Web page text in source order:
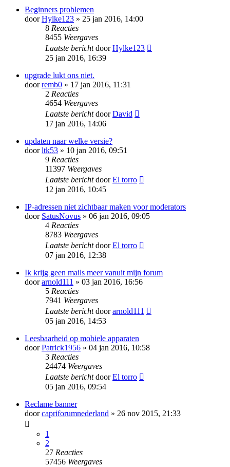
Beginners problemen
doorHylke123 » 25 jan 2016, 14:00
8 Reacties
8455 Weergaves
Laatste berichtdoorHylke123
25 jan 2016, 16:39
upgrade lukt ons niet.
doorremb0 » 17 jan 2016, 11:31
2 Reacties
4654 Weergaves
Laatste berichtdoorDavid
17 jan 2016, 14:06
updaten naar welke versie?
doorltk53 » 10 jan 2016, 09:51
9 Reacties
11397 Weergaves
Laatste berichtdoorEl torro
12 jan 2016, 10:45
IP-adressen niet zichtbaar maken voor moderators
door SatusNovus » 06 jan 2016, 09:05
4 Reacties
8783 Weergaves
Laatste berichtdoorEl torro
07 jan 2016, 12:38
Ik krijg geen mails meer vanuit mijn forum
doorarnold111 » 03 jan 2016, 16:56
5 Reacties
7941 Weergaves
Laatste berichtdoorarnold111
05 jan 2016, 14:53
Leesbaarheid op mobiele apparaten
doorPatrick1956 » 04 jan 2016, 10:58
3 Reacties
24474 Weergaves
Laatste berichtdoorEl torro
05 jan 2016, 09:54
Reclame banner
doorcapriforumnederland » 26 nov 2015, 21:33
1
2
27 Reacties
57456 Weergaves